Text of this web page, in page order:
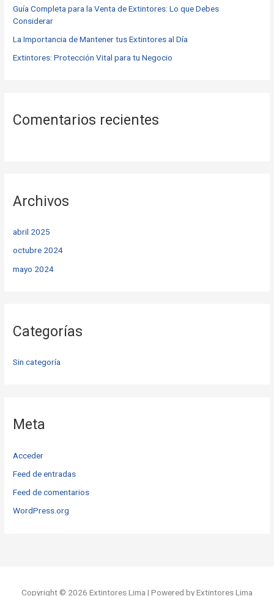
r
:
Guía Completa para la Venta de Extintores: Lo que Debes
Considerar
La Importancia de Mantener tus Extintores al Día
Extintores: Protección Vital para tu Negocio
Comentarios recientes
Archivos
abril 2025
octubre 2024
mayo 2024
Categorías
Sin categoría
Meta
Acceder
Feed de entradas
Feed de comentarios
WordPress.org
Copyright © 2026 Extintores Lima | Powered by Extintores Lima